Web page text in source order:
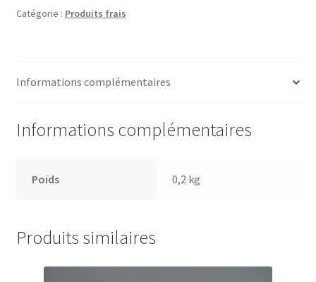
Catégorie : Produits frais
Informations complémentaires
Informations complémentaires
Poids 0,2 kg
Produits similaires